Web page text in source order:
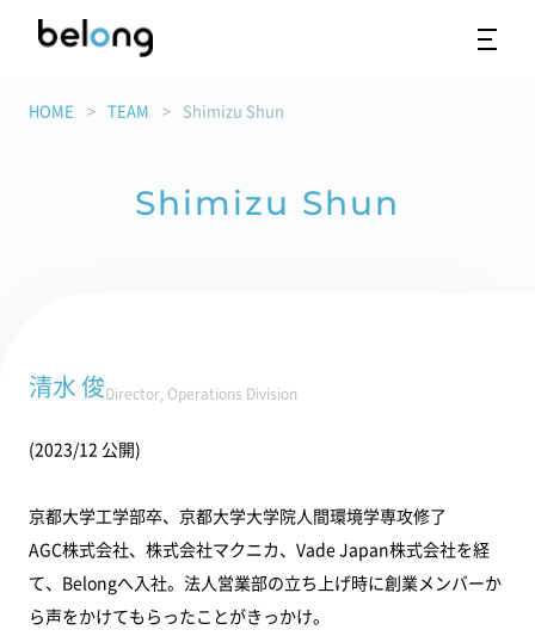
HOME TEAM Shimizu Shun
Shimizu Shun
清水 俊Director, Operations Division
(2023/12 公開)
京都大学工学部卒、京都大学大学院人間環境学専攻修了
AGC株式会社、株式会社マクニカ、Vade Japan株式会社を経
て、Belongへ入社。法人営業部の立ち上げ時に創業メンバーか
ら声をかけてもらったことがきっかけ。